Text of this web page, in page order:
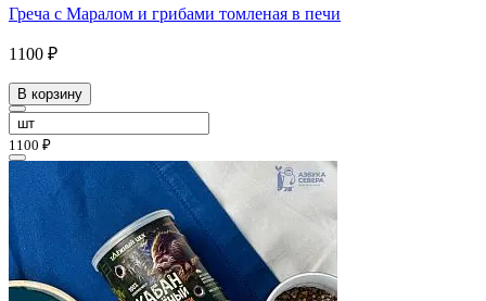
Греча с Маралом и грибами томленая в печи
1100 ₽
В корзину
1100 ₽